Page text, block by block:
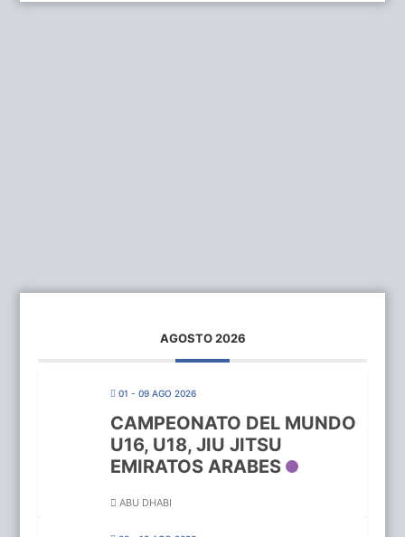
AGOSTO 2026
01 - 09 AGO 2026
CAMPEONATO DEL MUNDO
U16, U18, JIU JITSU
EMIRATOS ARABES
ABU DHABI